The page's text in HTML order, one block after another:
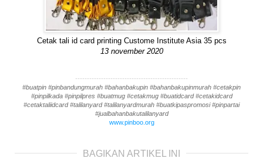
Cetak tali id card printing Custome Institute Asia 35 pcs
13 november 2020
------------------------------------------------
#buatpin #pinbandungmurah #bahanbakupin #bahanbakupinmurah #cetakpin
#pinpilkada #pinpilpres #buatmug #cetakmug #buatidcard #cetakidcard
#cetaktaliidcard #talilanyard #talilanyardmurah #buatkipaspromosi #pinpartai
#jualbahanbakutalilanyard
www.pinboo.org
BAGIKAN ARTIKEL INI